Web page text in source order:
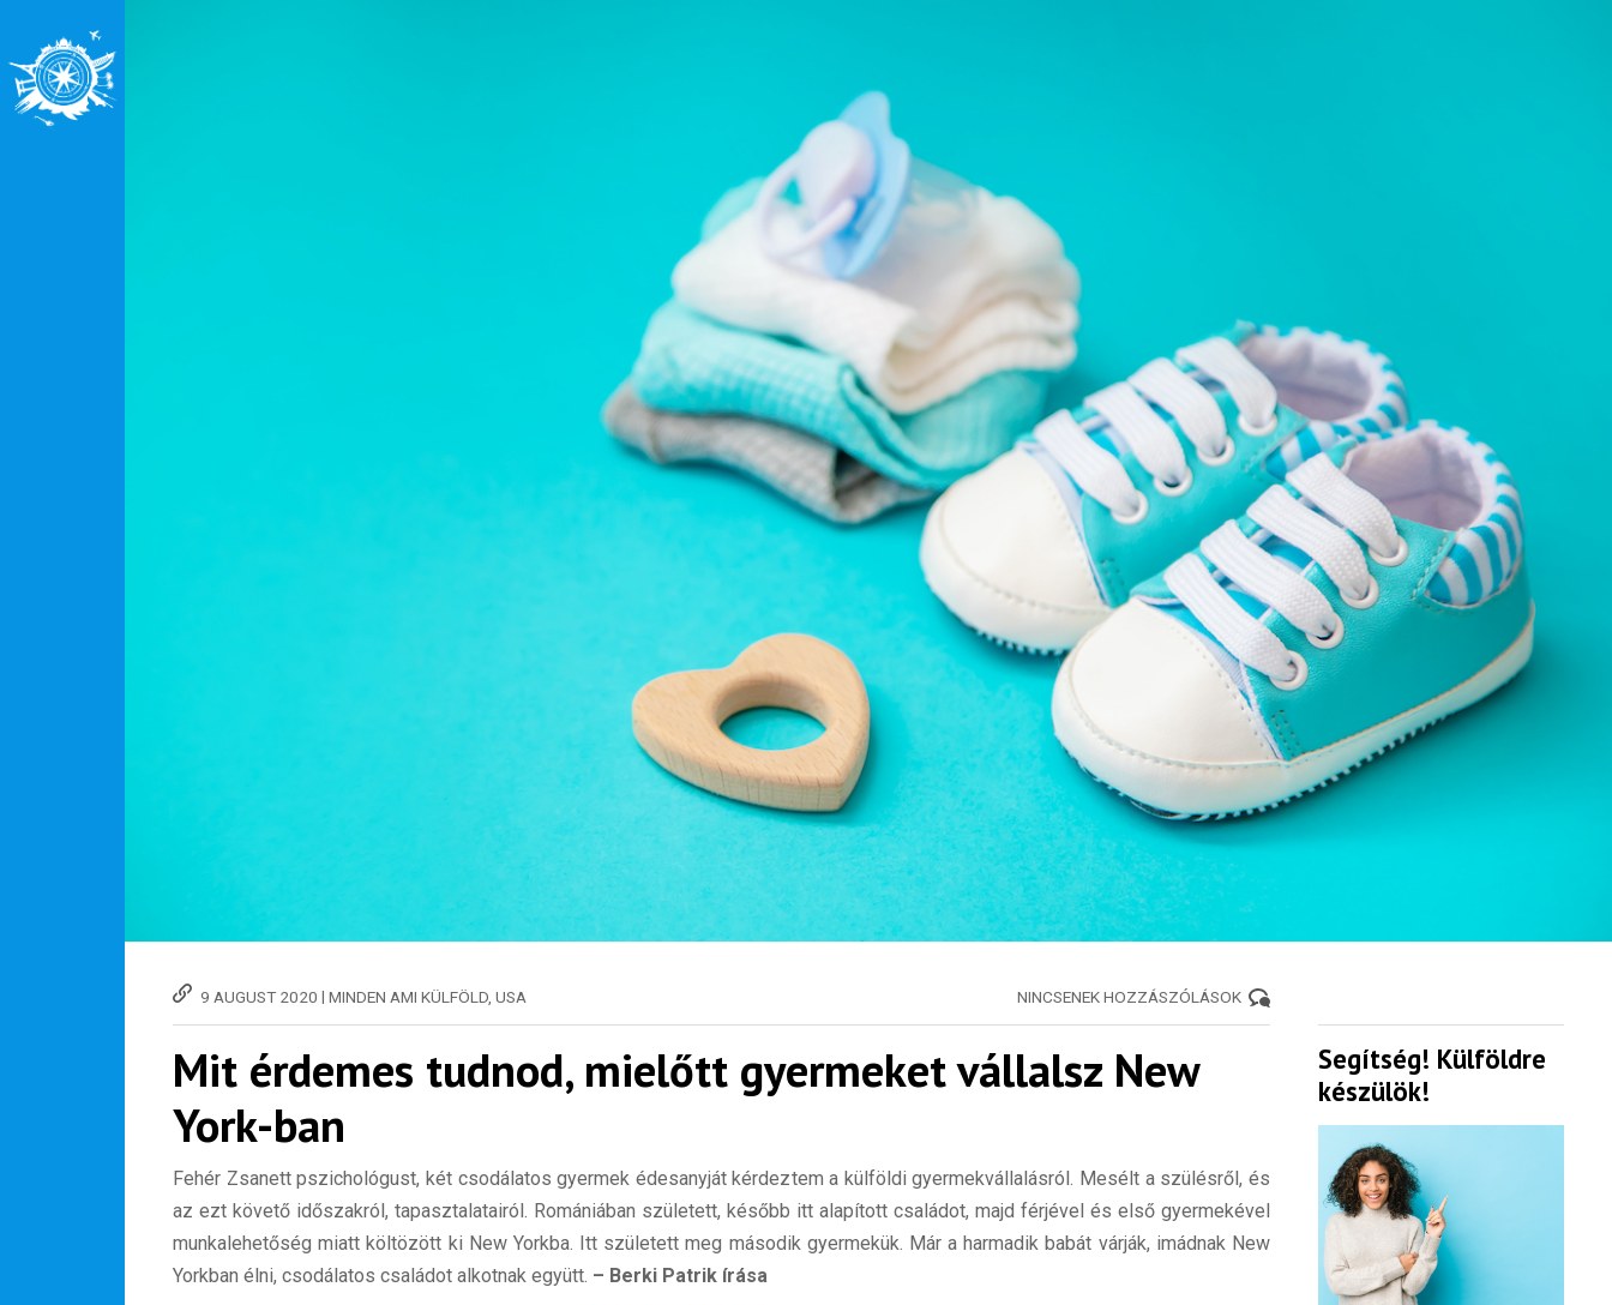
9 AUGUST 2020 | MINDEN AMI KÜLFÖLD, USA NINCSENEK HOZZÁSZÓLÁSOK
Mit érdemes tudnod, mielőtt gyermeket vállalsz New
York-ban
Fehér Zsanett pszichológust, két csodálatos gyermek édesanyját kérdeztem a külföldi gyermekvállalásról. Mesélt a szülésről, és
az ezt követő időszakról, tapasztalatairól. Romániában született, később itt alapított családot, majd férjével és első gyermekével
munkalehetőség miatt költözött ki New Yorkba. Itt született meg második gyermekük. Már a harmadik babát várják, imádnak New
Yorkban élni, csodálatos családot alkotnak együtt. – Berki Patrik írása
Segítség! Külföldre
készülök!